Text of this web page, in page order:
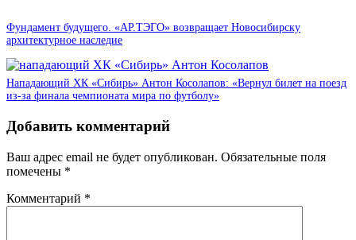
Фундамент будущего. «АР.ТЭГО» возвращает Новосибирску
архитектурное наследие
Нападающий ХК «Сибирь» Антон Косолапов: «Вернул билет на поезд
из-за финала чемпионата мира по футболу»
Добавить комментарий
Ваш адрес email не будет опубликован. Обязательные поля
помечены *
Комментарий *